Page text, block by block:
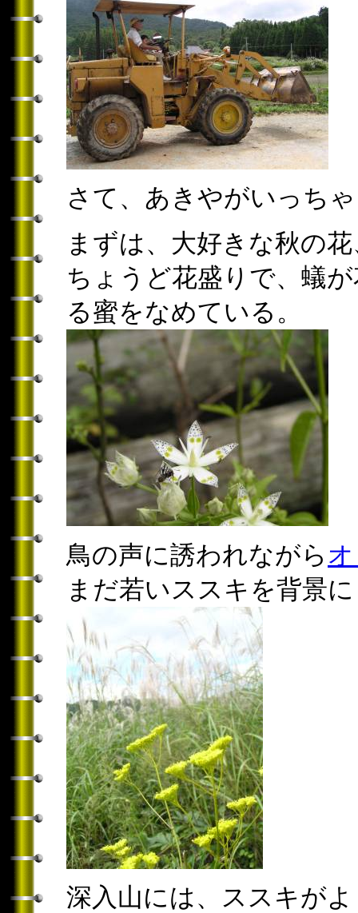
さて、あきやがいっち
まずは、大好きな秋の花
ちょうど花盛りで、蟻
る蜜をなめている。
鳥の声に誘われながら
まだ若いススキを背景
深入山には、ススキが